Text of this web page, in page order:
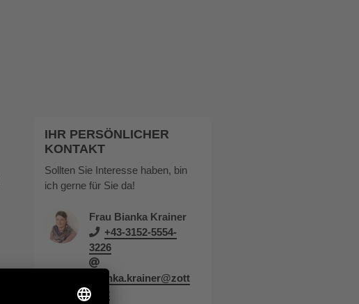
IHR PERSÖNLICHER
KONTAKT
Sollten Sie Interesse haben, bin
ich gerne für Sie da!
Frau Bianka Krainer
+43-3152-5554-
3226
bianka.krainer@zott
er.at